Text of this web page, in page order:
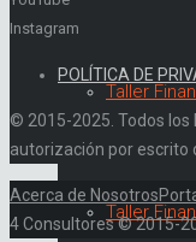
Taller
Taller
Instagram
POLÍTICA DE
© 2015-2025. Todos los
autorización por escrito
Acerca de Nosotros
4 Consultores © 2015-